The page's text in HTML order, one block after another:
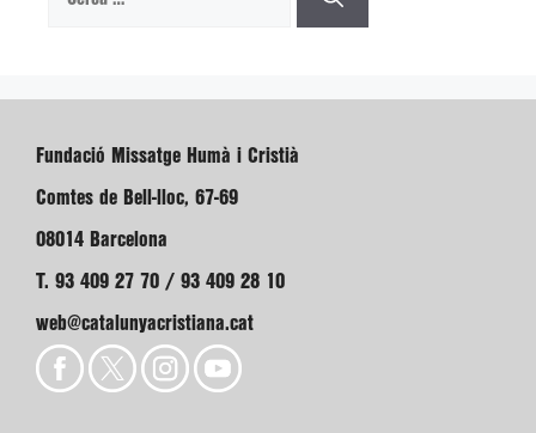
Fundació Missatge Humà i Cristià
Comtes de Bell-lloc, 67-69
08014 Barcelona
T. 93 409 27 70 / 93 409 28 10
web@catalunyacristiana.cat